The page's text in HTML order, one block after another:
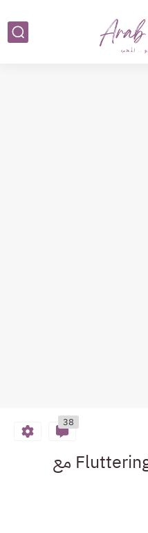
38
مترجم || برنامج Fluttering India مع